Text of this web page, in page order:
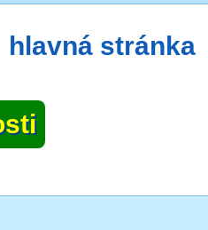
hlavná stránka